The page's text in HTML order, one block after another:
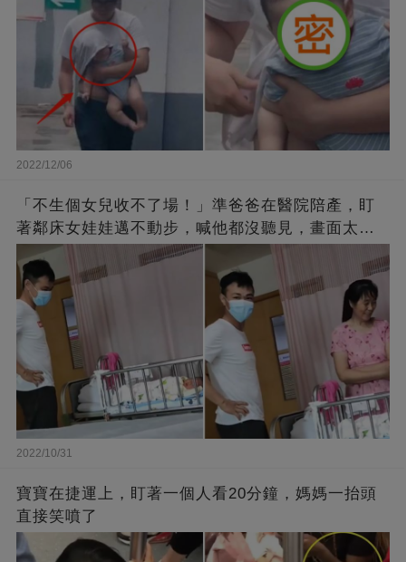
2022/12/06
「不生個女兒收不了場！」準爸爸在醫院陪產，盯
著鄰床女娃娃邁不動步，喊他都沒聽見，畫面太有
愛了！
2022/10/31
寶寶在捷運上，盯著一個人看20分鐘，媽媽一抬頭
直接笑噴了